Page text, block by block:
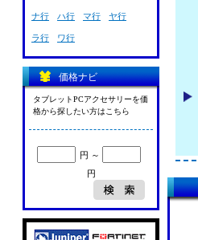
ナ行 ハ行 マ行 ヤ行
ラ行 ワ行
価格ナビ
タブレットPCアクセサリーを価
格から探したい方はこちら
円 ～
円